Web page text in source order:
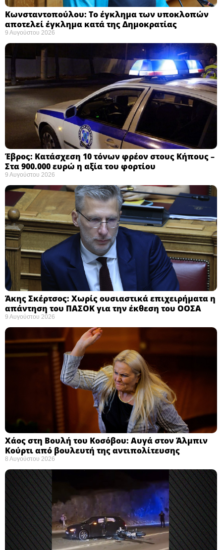
Κωνσταντοπούλου: Το έγκλημα των υποκλοπών
αποτελεί έγκλημα κατά της Δημοκρατίας ​
9 Αυγούστου 2026
Έβρος: Κατάσχεση 10 τόνων φρέον στους Κήπους –
Στα 900.000 ευρώ η αξία του φορτίου ​
9 Αυγούστου 2026
Άκης Σκέρτσος: Χωρίς ουσιαστικά επιχειρήματα η
απάντηση του ΠΑΣΟΚ για την έκθεση του ΟΟΣΑ ​
9 Αυγούστου 2026
Χάος στη Βουλή του Κοσόβου: Αυγά στον Άλμπιν
Κούρτι από βουλευτή της αντιπολίτευσης
8 Αυγούστου 2026